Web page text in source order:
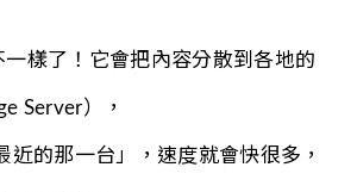
樣了！它會把內容分散到各地的
Server），
近的那一台」，速度就會快很多，